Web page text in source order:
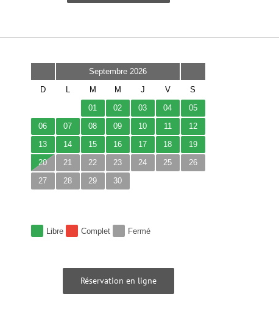
Septembre 2026
D L M M J V S
01 02 03 04 05
06 07 08 09 10 11 12
13 14 15 16 17 18 19
20 21 22 23 24 25 26
27 28 29 30
Libre Complet Fermé
Réservation en ligne